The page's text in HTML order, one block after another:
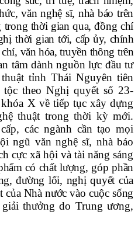
văn nghệ sĩ, nhà báo trên
trong thời gian qua, đồng chí
thời gian tới,cấp ủy, chính
văn hóa, truyền thông trên
tâm dành nguồn lực đầu tư
tỉnh Thái Nguyên tiên
tộc theo Nghị quyết số 23-
X về tiếp tục xây dựng
thuật trong thời kỳ mới.
các ngành cần tạo mọi
ngũ văn nghệ sĩ, nhà báo
cực xã hội và tài năng sáng
có chất lượng, góp phần
đường lối, nghị quyết của
Nhà nước vào cuộc sống
thưởng do Trung ương,